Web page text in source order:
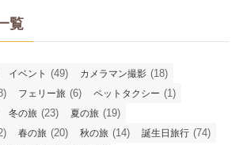
覧
イベント (49) カメラマン撮影 (18)
フェリー旅 (6) ペットタクシー (1)
冬の旅 (23) 夏の旅 (19)
春の旅 (20) 秋の旅 (14) 誕生日旅行 (74)